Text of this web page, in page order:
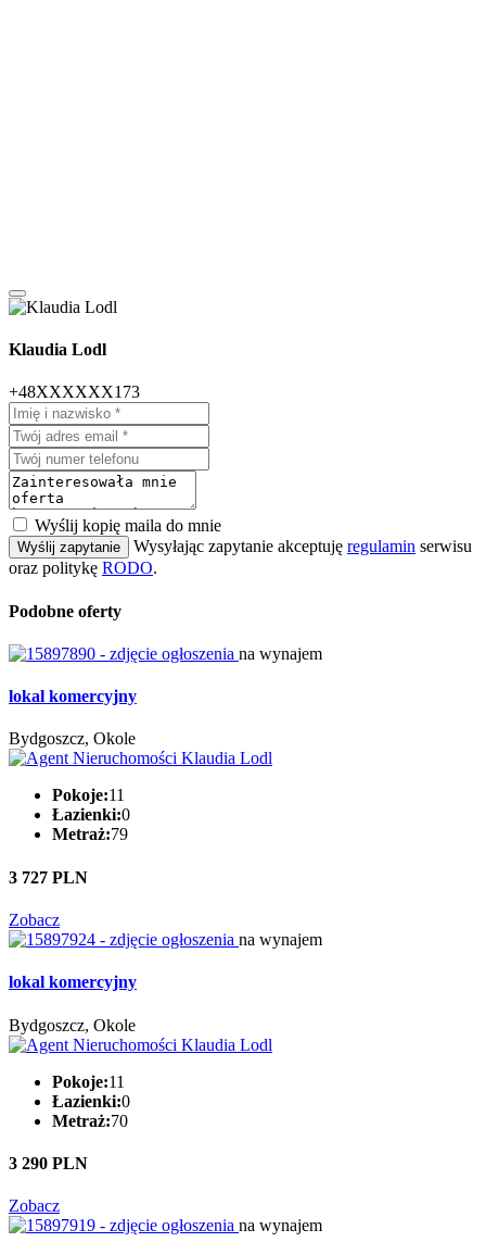
Klaudia Lodl
+48XXXXXX173
Wyślij kopię maila do mnie
Wyślij zapytanie Wysyłając zapytanie akceptuję regulamin serwisu
oraz politykę RODO.
Podobne oferty
na wynajem
lokal komercyjny
Bydgoszcz, Okole
Pokoje:11
Łazienki:0
Metraż:79
3 727 PLN
Zobacz
na wynajem
lokal komercyjny
Bydgoszcz, Okole
Pokoje:11
Łazienki:0
Metraż:70
3 290 PLN
Zobacz
na wynajem